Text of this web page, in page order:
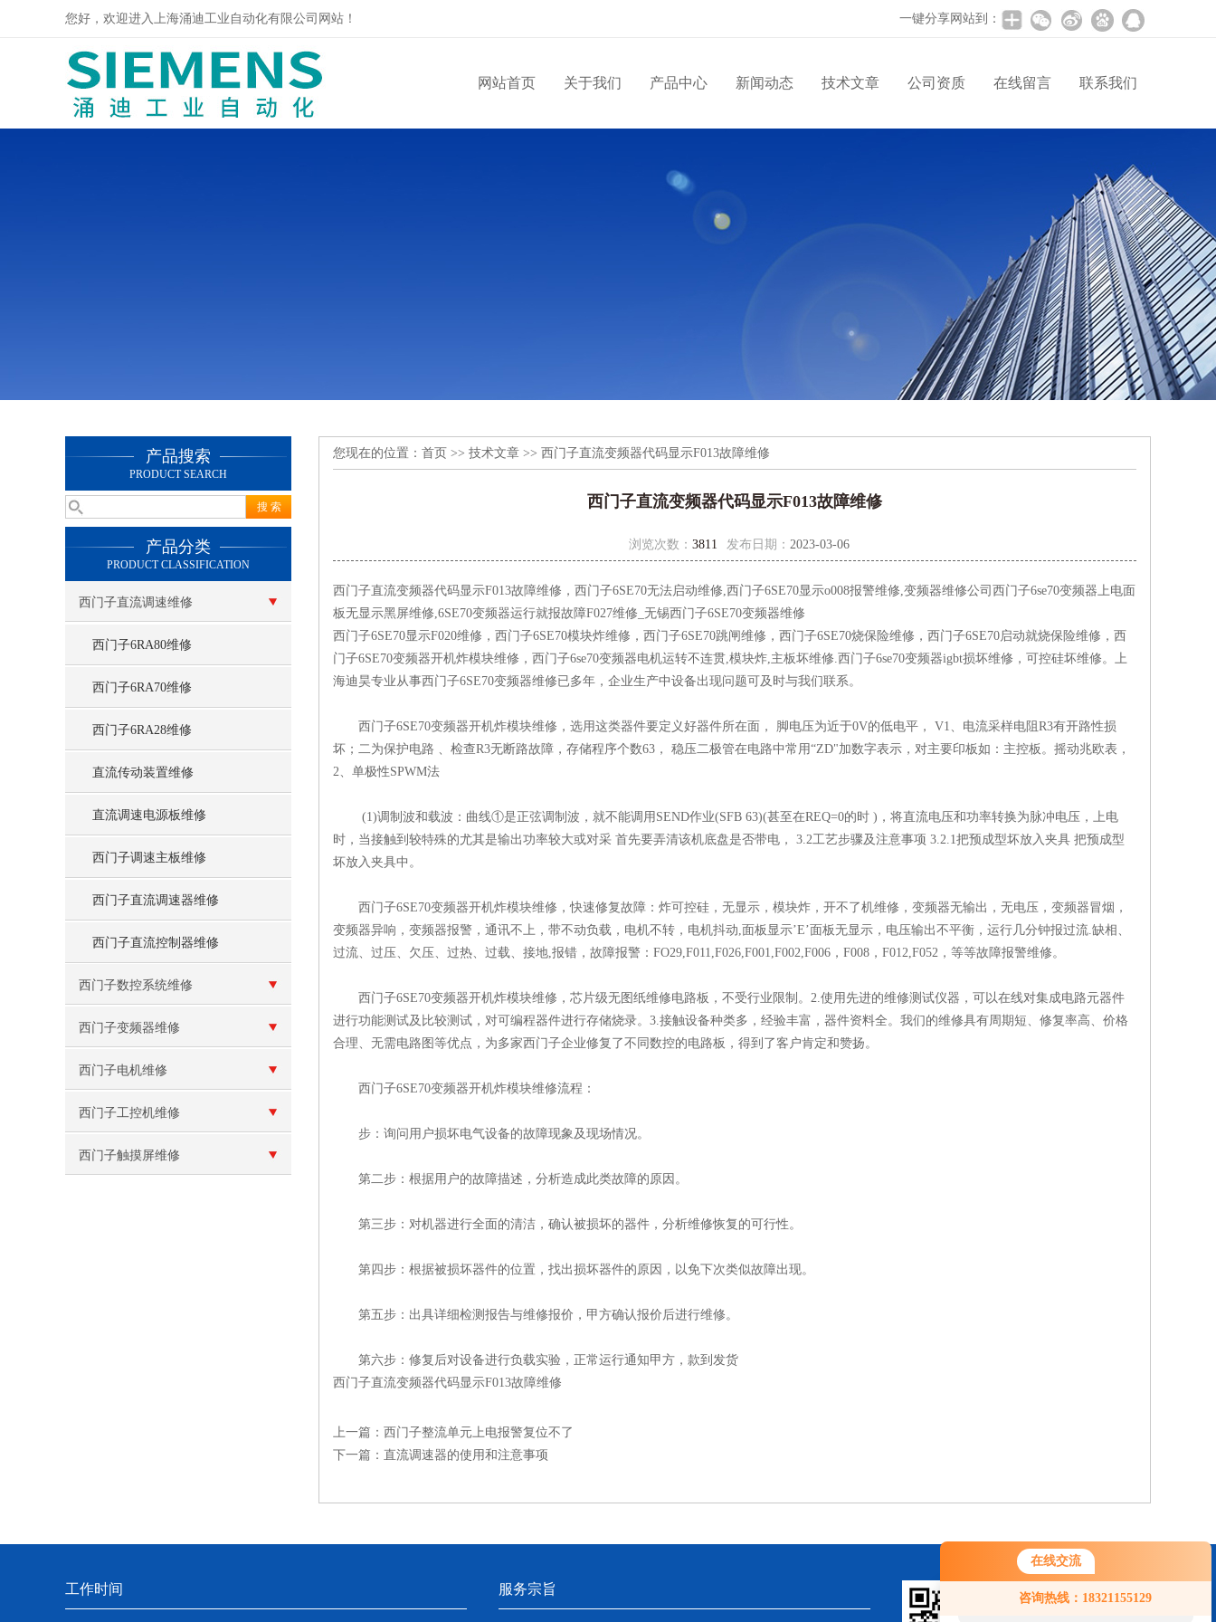
在线交流
咨询热线：18321155129
您好！欢迎前来咨询，很高兴为您
服务，请问您要咨询什么问题呢？
您好，欢迎进入上海涌迪工业自动化有限公司网站！ 一键分享网站到：
网站首页 关于我们 产品中心 新闻动态 技术文章 公司资质 在线留言 联系我们
产品搜索
PRODUCT SEARCH
产品分类
PRODUCT CLASSIFICATION
西门子直流调速维修
西门子6RA80维修
西门子6RA70维修
西门子6RA28维修
直流传动装置维修
直流调速电源板维修
西门子调速主板维修
西门子直流调速器维修
西门子直流控制器维修
西门子数控系统维修
西门子变频器维修
西门子电机维修
西门子工控机维修
西门子触摸屏维修
您现在的位置： 首页 >> 技术文章 >> 西门子直流变频器代码显示F013故障维修
西门子直流变频器代码显示F013故障维修
浏览次数： 3811 发布日期： 2023-03-06
西门子直流变频器代码显示F013故障维修，西门子6SE70无法启动维修,西门子6SE70显示o008报警维修,变频器维修公司西门子6se70变频器上电面
板无显示黑屏维修,6SE70变频器运行就报故障F027维修_无锡西门子6SE70变频器维修
西门子6SE70显示F020维修，西门子6SE70模块炸维修，西门子6SE70跳闸维修，西门子6SE70烧保险维修，西门子6SE70启动就烧保险维修，西
门子6SE70变频器开机炸模块维修，西门子6se70变频器电机运转不连贯,模块炸,主板坏维修.西门子6se70变频器igbt损坏维修，可控硅坏维修。上
海迪昊专业从事西门子6SE70变频器维修已多年，企业生产中设备出现问题可及时与我们联系。
西门子6SE70变频器开机炸模块维修，选用这类器件要定义好器件所在面， 脚电压为近于0V的低电平， V1、电流采样电阻R3有开路性损
坏；二为保护电路 、检查R3无断路故障，存储程序个数63， 稳压二极管在电路中常用“ZD"加数字表示，对主要印板如：主控板。摇动兆欧表，
2、单极性SPWM法
(1)调制波和载波：曲线①是正弦调制波，就不能调用SEND作业(SFB 63)(甚至在REQ=0的时 )，将直流电压和功率转换为脉冲电压，上电
时，当接触到较特殊的尤其是输出功率较大或对采 首先要弄清该机底盘是否带电， 3.2工艺步骤及注意事项 3.2.1把预成型坏放入夹具 把预成型
坏放入夹具中。
西门子6SE70变频器开机炸模块维修，快速修复故障：炸可控硅，无显示，模块炸，开不了机维修，变频器无输出，无电压，变频器冒烟，
变频器异响，变频器报警，通讯不上，带不动负载，电机不转，电机抖动,面板显示’E’面板无显示，电压输出不平衡，运行几分钟报过流.缺相、
过流、过压、欠压、过热、过载、接地,报错，故障报警：FO29,F011,F026,F001,F002,F006，F008，F012,F052，等等故障报警维修。
西门子6SE70变频器开机炸模块维修，芯片级无图纸维修电路板，不受行业限制。2.使用先进的维修测试仪器，可以在线对集成电路元器件
进行功能测试及比较测试，对可编程器件进行存储烧录。3.接触设备种类多，经验丰富，器件资料全。我们的维修具有周期短、修复率高、价格
合理、无需电路图等优点，为多家西门子企业修复了不同数控的电路板，得到了客户肯定和赞扬。
西门子6SE70变频器开机炸模块维修流程：
步：询问用户损坏电气设备的故障现象及现场情况。
第二步：根据用户的故障描述，分析造成此类故障的原因。
第三步：对机器进行全面的清洁，确认被损坏的器件，分析维修恢复的可行性。
第四步：根据被损坏器件的位置，找出损坏器件的原因，以免下次类似故障出现。
第五步：出具详细检测报告与维修报价，甲方确认报价后进行维修。
第六步：修复后对设备进行负载实验，正常运行通知甲方，款到发货
西门子直流变频器代码显示F013故障维修
上一篇： 西门子整流单元上电报警复位不了
下一篇： 直流调速器的使用和注意事项
工作时间 服务宗旨